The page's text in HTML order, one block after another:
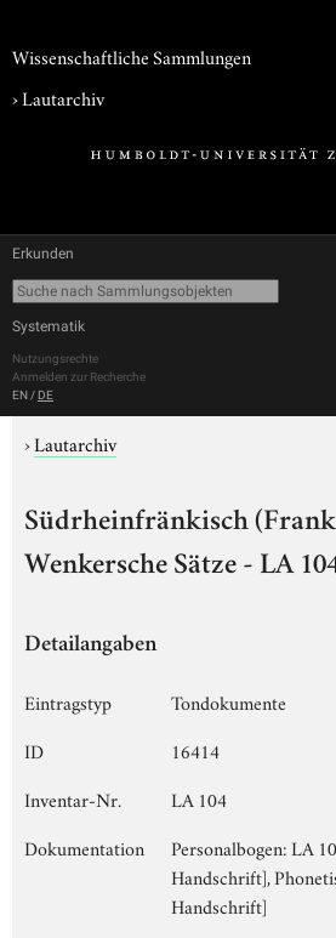
Wissenschaftliche Sammlungen
›Lautarchiv
Erkunden
Systematik
Nutzungsrechte
Anmelden zur Recherche
EN / DE
›Lautarchiv
Südrheinfränkisch
Wenkersche Sätze - LA
Detailangaben
Eintragstyp
Tondokumente
ID
16414
Inventar-Nr.
LA 104
Dokumentation
Personalbogen: LA
Handschrift],
Handschrift]